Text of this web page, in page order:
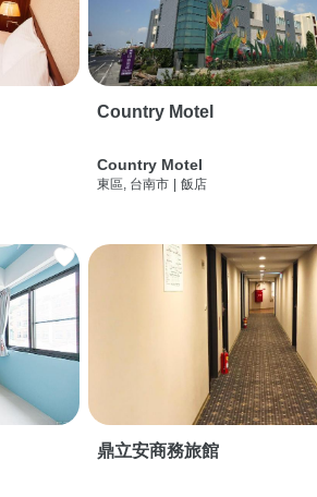
Country Motel
Country Motel
東區, 台南市 飯店
鼎立安商務旅館